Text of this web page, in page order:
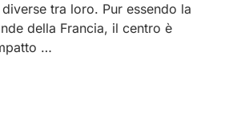
tra loro. Pur essendo la
della Francia, il centro è
…